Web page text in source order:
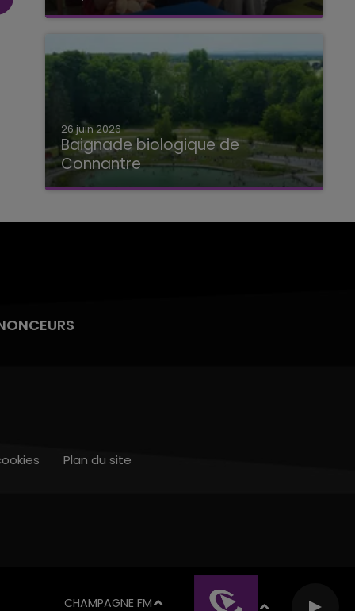
Hôpital de mon Toudou
26 juin 2026
Baignade biologique de
Connantre
Baignade biologique de Connantre
CHAMPAGNE FM
Plan du site